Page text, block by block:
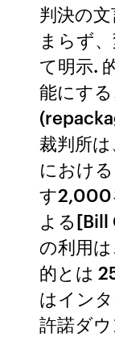
判決の
まらず
て明示.
能にす
裁判所
におけ
す2,000
よる[Bill
の利用
的とは
はイン
許諾ダ